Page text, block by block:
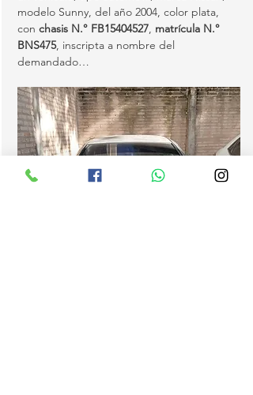
modelo Sunny, del año 2004, color plata,
con chasis N.° FB15404527, matrícula N.°
BNS475, inscripta a nombre del
demandado…